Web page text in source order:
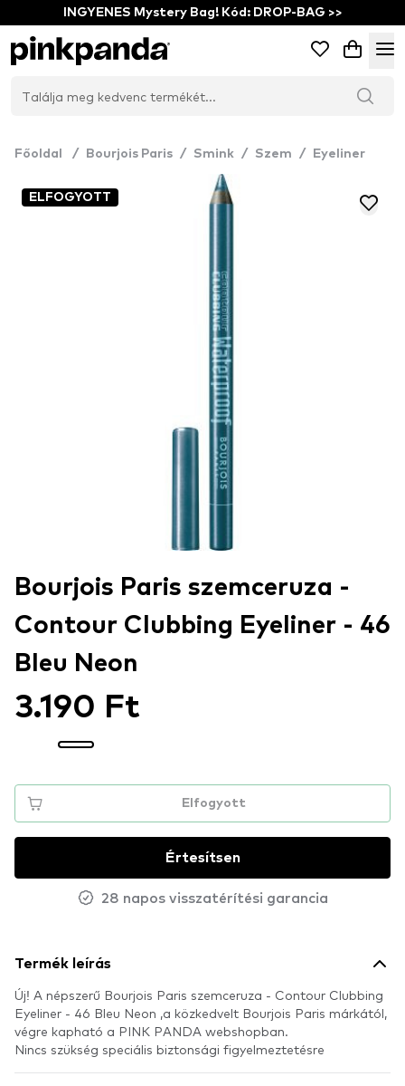
INGYENES Mystery Bag! Kód: DROP-BAG >>
Főoldal / Bourjois Paris / Smink / Szem / Eyeliner
ELFOGYOTT
Bourjois Paris szemceruza -
Contour Clubbing Eyeliner - 46
Bleu Neon
3.190 Ft
Elfogyott
Értesítsen
28 napos visszatérítési garancia
Termék leírás
Új! A népszerű Bourjois Paris szemceruza - Contour Clubbing
Eyeliner - 46 Bleu Neon ,a közkedvelt Bourjois Paris márkától,
végre kapható a PINK PANDA webshopban.
Nincs szükség speciális biztonsági figyelmeztetésre